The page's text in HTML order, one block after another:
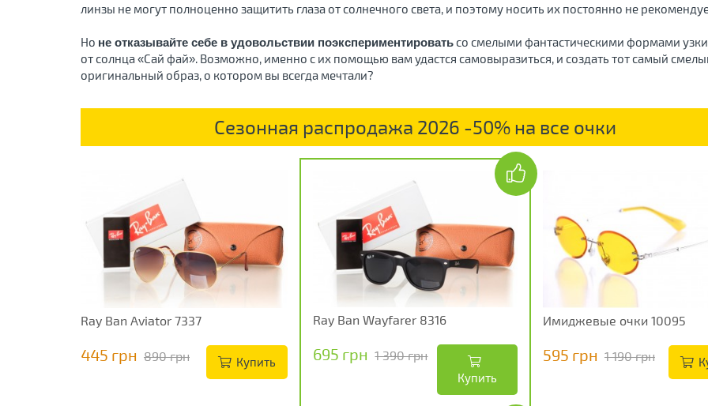
линзы не могут полноценно защитить глаза от солнечного света, и поэтому носить их постоянно не
Но не отказывайте себе в удовольствии поэкспериментироватьсо смелыми фантастическими формами
от солнца «Сай фай». Возможно, именно с их помощью вам удастся самовыразиться, и создать тот самый
оригинальный образ, о котором вы всегда мечтали?
Сезонная распродажа 2026 -50% на все очки
Ray Ban Aviator 7337
445 грн 890 грн Купить
Ray Ban Wayfarer 8316
695 грн 1 390 грн
Купить
Имиджевые очки 10095
595 грн 1 190 грн